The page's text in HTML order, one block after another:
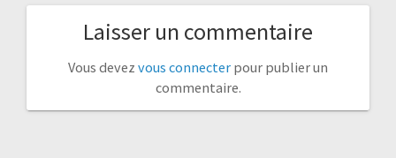
Laisser un commentaire
Vous devez vous connecter pour publier un
commentaire.